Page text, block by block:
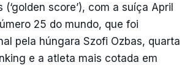
score’), com a suíça April
25 do mundo, que foi
pela húngara Szofi Ozbas, quarta
e a atleta mais cotada em